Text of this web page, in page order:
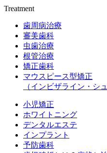
Treatment
歯周病治療
審美歯科
虫歯治療
根管治療
矯正歯科
マウスピース型矯正
（インビザライン・シ
小児矯正
ホワイトニング
デンタルエステ
インプラント
予防歯科